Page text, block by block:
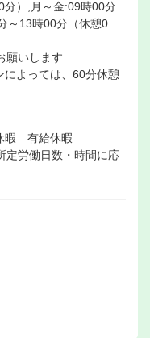
分）,月～金:09時00分
～13時00分（休憩0
願いします
よっては、60分休憩
暇 有給休暇
労働日数・時間に応